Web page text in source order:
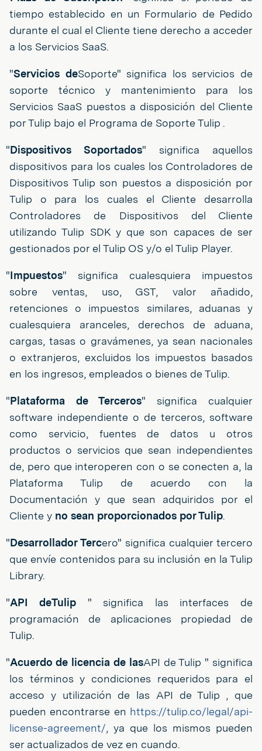
tiempo establecido en un Formulario de Pedido
durante el cual el Cliente tiene derecho a acceder
a los Servicios SaaS.
"Servicios deSoporte" significa los servicios de
soporte técnico y mantenimiento para los
Servicios SaaS puestos a disposición del Cliente
por Tulip bajo el Programa de Soporte Tulip .
"Dispositivos Soportados" significa aquellos
dispositivos para los cuales los Controladores de
Dispositivos Tulip son puestos a disposición por
Tulip o para los cuales el Cliente desarrolla
Controladores de Dispositivos del Cliente
utilizando Tulip SDK y que son capaces de ser
gestionados por el Tulip OS y/o el Tulip Player.
"Impuestos" significa cualesquiera impuestos
sobre ventas, uso, GST, valor añadido,
retenciones o impuestos similares, aduanas y
cualesquiera aranceles, derechos de aduana,
cargas, tasas o gravámenes, ya sean nacionales
o extranjeros, excluidos los impuestos basados
en los ingresos, empleados o bienes de Tulip.
"Plataforma de Terceros" significa cualquier
software independiente o de terceros, software
como servicio, fuentes de datos u otros
productos o servicios que sean independientes
de, pero que interoperen con o se conecten a, la
Plataforma Tulip de acuerdo con la
Documentación y que sean adquiridos por el
Cliente y no sean proporcionados por Tulip.
"Desarrollador Tercero" significa cualquier tercero
que envíe contenidos para su inclusión en la Tulip
Library.
"API deTulip " significa las interfaces de
programación de aplicaciones propiedad de
Tulip.
"Acuerdo de licencia de lasAPI de Tulip " significa
los términos y condiciones requeridos para el
acceso y utilización de las API de Tulip , que
pueden encontrarse en https://tulip.co/legal/api-
license-agreement/, ya que los mismos pueden
ser actualizados de vez en cuando.